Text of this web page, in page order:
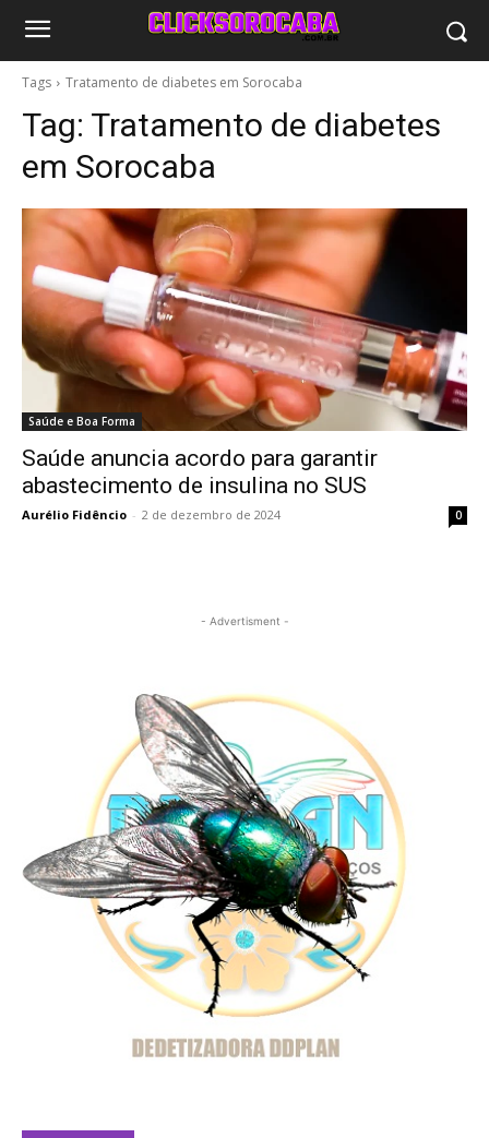
Tags Tratamento de diabetes em Sorocaba
Tag: Tratamento de diabetes
em Sorocaba
Saúde e Boa Forma
Saúde anuncia acordo para garantir
abastecimento de insulina no SUS
Aurélio Fidêncio - 2 de dezembro de 2024 0
- Advertisment -